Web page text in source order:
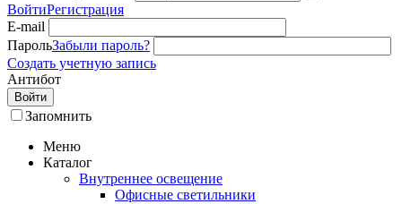
ВойтиРегистрация
E-mail
ПарольЗабыли пароль?
Создать учетную запись
Антибот
Войти
Запомнить
Меню
Каталог
Внутреннее освещение
Офисные светильники